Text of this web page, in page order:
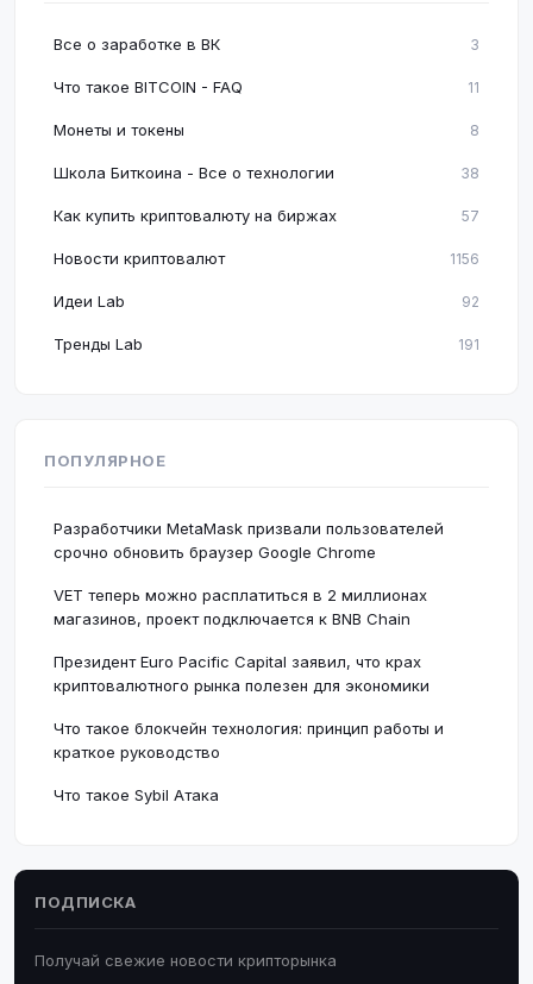
Все о заработке в ВК 3
Что такое BITCOIN - FAQ 11
Монеты и токены 8
Школа Биткоина - Все о технологии 38
Как купить криптовалюту на биржах 57
Новости криптовалют 1156
Идеи Lab 92
Тренды Lab 191
ПОПУЛЯРНОЕ
Разработчики MetaMask призвали пользователей
срочно обновить браузер Google Chrome
VET теперь можно расплатиться в 2 миллионах
магазинов, проект подключается к BNB Chain
Президент Euro Pacific Capital заявил, что крах
криптовалютного рынка полезен для экономики
Что такое блокчейн технология: принцип работы и
краткое руководство
Что такое Sybil Атака
ПОДПИСКА
Получай свежие новости крипторынка